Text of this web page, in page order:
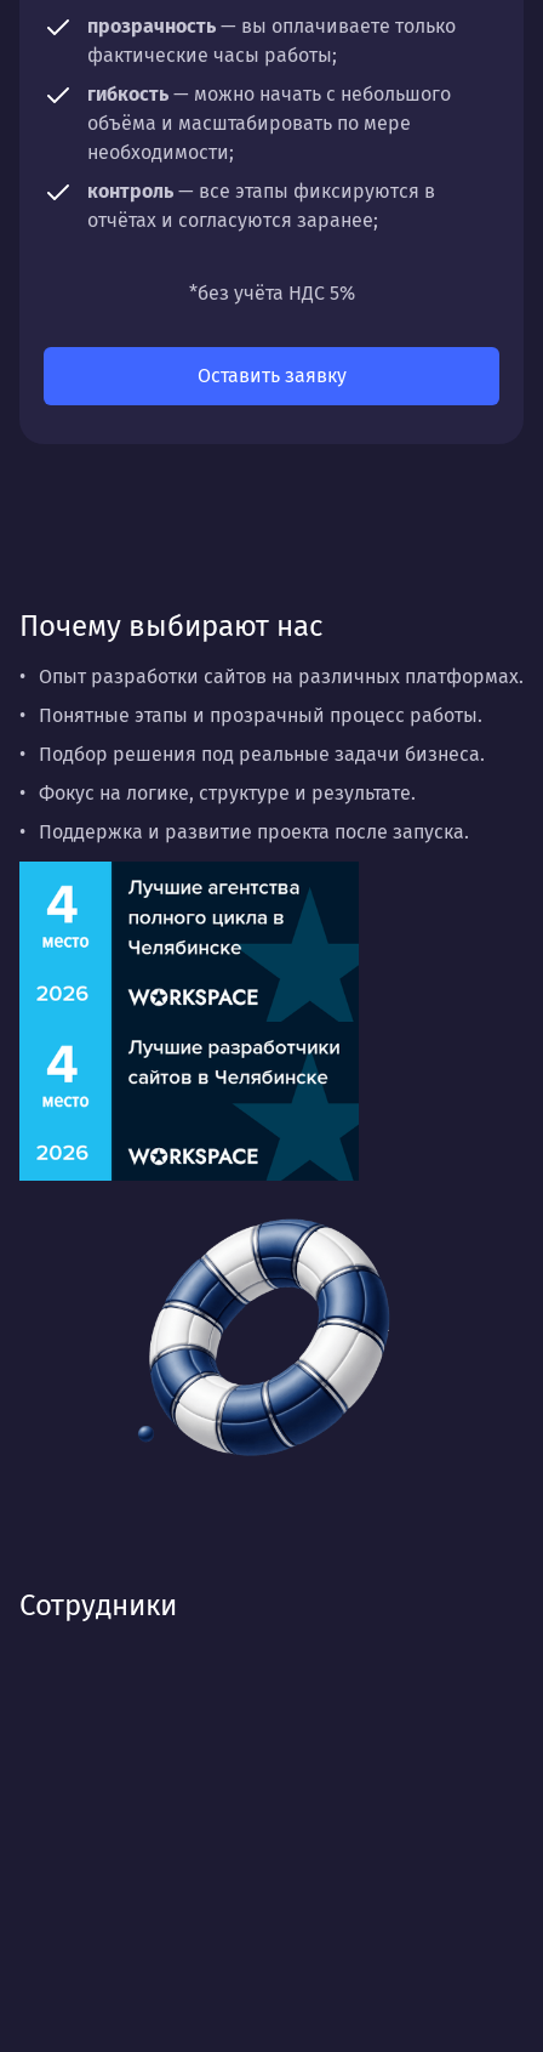
прозрачность — вы оплачиваете только
фактические часы работы;
гибкость — можно начать с небольшого
объёма и масштабировать по мере
необходимости;
контроль — все этапы фиксируются в
отчётах и согласуются заранее;
направлений: стратегии, настройки,
*без учёта НДС 5%
Оставить заявку
Почему выбирают нас
Опыт разработки сайтов на различных платформах.
Понятные этапы и прозрачный процесс работы.
Подбор решения под реальные задачи бизнеса.
Фокус на логике, структуре и результате.
Поддержка и развитие проекта после запуска.
Сотрудники